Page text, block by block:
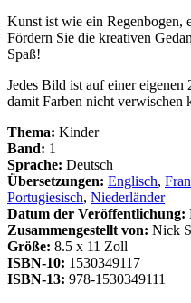
Kunst ist wie ein Regenbogen,
Fördern Sie die kreativen
Spaß!
Jedes Bild ist auf einer
damit Farben nicht verwischen
Thema: Kinder
Band: 1
Sprache: Deutsch
Übersetzungen: Englisch,
Portugiesisch, Niederländer
Datum der Veröffentlichung:
Zusammengestellt von: Nick
Größe: 8.5 x 11 Zoll
ISBN-10: 1530349117
ISBN-13: 978-1530349111